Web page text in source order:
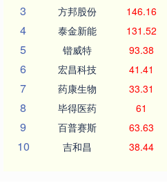
3 方邦股份 146.16
4 泰金新能 131.52
5 锴威特 93.38
6 宏昌科技 41.41
7 药康生物 33.31
8 毕得医药 61
9 百普赛斯 63.63
10 吉和昌 38.44